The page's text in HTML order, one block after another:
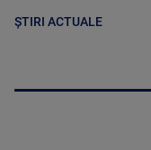
ȘTIRI ACTUALE